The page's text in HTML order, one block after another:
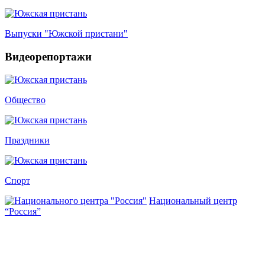
Выпуски "Южской пристани"
Видеорепортажи
Общество
Праздники
Спорт
Национальный центр
“Россия”